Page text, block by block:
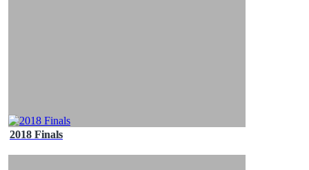
2018 Finals